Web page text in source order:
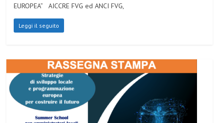
EUROPEA” AICCRE FVG ed ANCI FVG,
Leggi il seguito